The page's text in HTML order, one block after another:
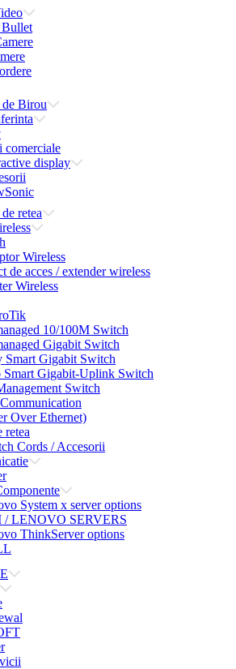
Bullet
Birou
comerciale
display
retea
Wireless
de acces / extender wireless
Wireless
10/100M Switch
Gigabit Switch
Smart Gigabit Switch
Smart Gigabit-Uplink Switch
Switch
Over Ethernet)
retea
Cords / Accesorii
System x server options
/ LENOVO SERVERS
ThinkServer options